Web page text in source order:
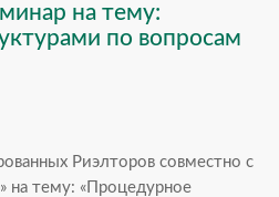
на тему:
по вопросам
Риэлторов совместно с
на тему: «Процедурное